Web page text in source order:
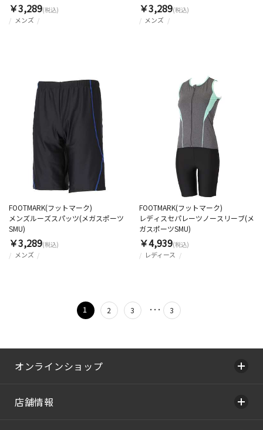
メンズ
￥3,289(税込)
メンズ
￥3,289(税込)
メンズ
FOOTMARK(フットマーク)
メンズルーズスパッツ(メガスポーツ
SMU)
￥3,289(税込)
レディース
FOOTMARK(フットマーク)
レディスセパレーツノースリーブ(メ
ガスポーツSMU)
￥4,939(税込)
1 2 3 ･･･ 3
オンラインショップ
店舗情報